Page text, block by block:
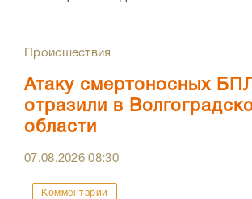
Происшествия
Атаку смертоносных
отразили в
области
07.08.202608:30
Комментарии